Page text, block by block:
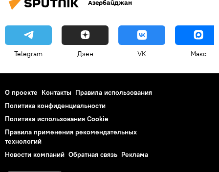
Азербайджан
Telegram Дзен VK Макс
О проекте Контакты Правила использования
Политика конфиденциальности
Политика использования Cookie
Правила применения рекомендательных
технологий
Новости компаний Обратная связь Реклама